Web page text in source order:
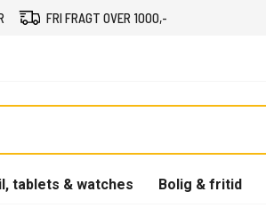
FRI FRAGT OVER 1000,-
tablets & watches Bolig & fritid